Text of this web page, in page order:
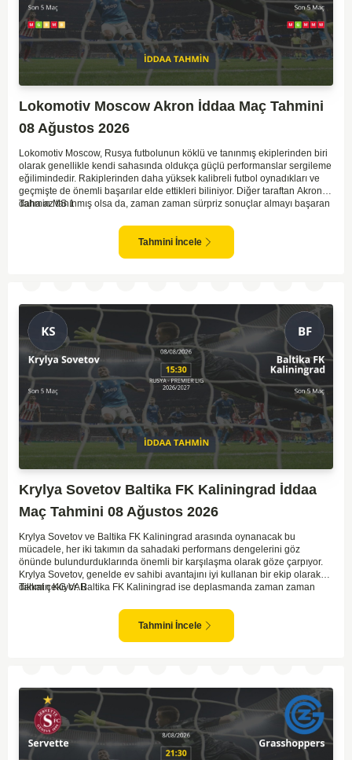
Lokomotiv Moscow Akron İddaa Maç Tahmini
08 Ağustos 2026
Lokomotiv Moscow, Rusya futbolunun köklü ve tanınmış ekiplerinden biri
olarak genellikle kendi sahasında oldukça güçlü performanslar sergileme
eğilimindedir. Rakiplerinden daha yüksek kalibreli futbol oynadıkları ve
geçmişte de önemli başarılar elde ettikleri biliniyor. Diğer taraftan Akron,
daha az tanınmış olsa da, zaman zaman sürpriz sonuçlar almayı başaran
ve güçlü ekipler karşısında istikrarlı bir performans sergilemekte
zorlanabilirler. Lokomotiv Moscow'un mevcut form durumunun ve evinde
oynama avantajının, bu karşılaşmada belirleyici olması muhtemel
Tahmin MS 1
Tahmini İncele
Krylya Sovetov Baltika FK Kaliningrad İddaa
Maç Tahmini 08 Ağustos 2026
Krylya Sovetov ve Baltika FK Kaliningrad arasında oynanacak bu
mücadele, her iki takımın da sahadaki performans dengelerini göz
önünde bulundurduklarında önemli bir karşılaşma olarak göze çarpıyor.
Krylya Sovetov, genelde ev sahibi avantajını iyi kullanan bir ekip olarak
dikkat çekiyor. Baltika FK Kaliningrad ise deplasmanda zaman zaman
ve seyirci desteğini arkasına alarak gol yollarında etkili olması, maçın
seyrini değiştirebilecek bir faktör olarak değerlendiriliyor. Bununla birlikte,
Baltika'nın savunma direncini kırabilmesi, maçı daha heyecanlı hale
Tahmin KG VAR
Tahmini İncele